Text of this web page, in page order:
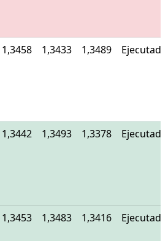
1,3458 1,3433 1,3489 Ejecutado
1,3442 1,3493 1,3378 Ejecutado
1,3453 1,3483 1,3416 Ejecutado